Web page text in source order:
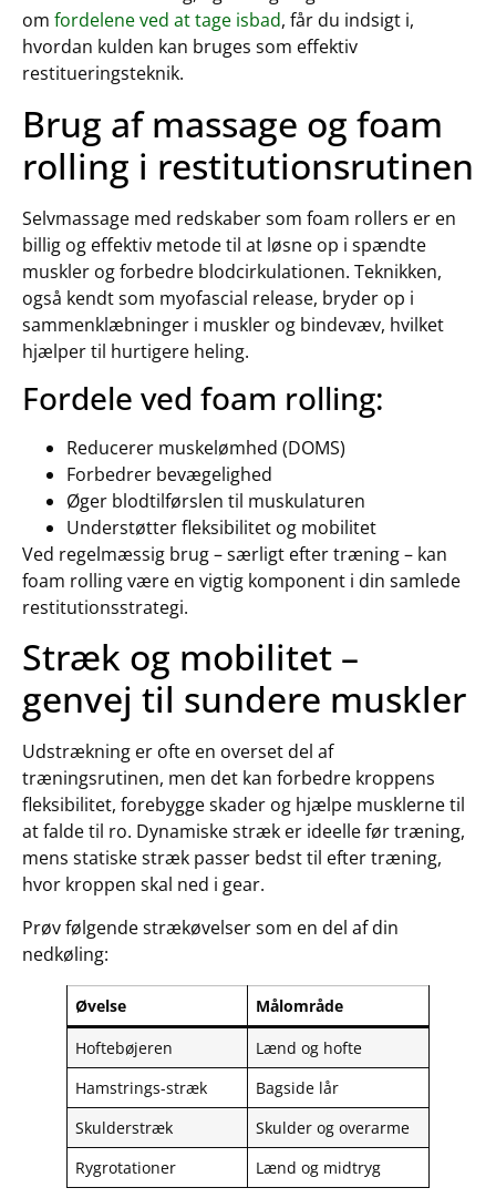
om fordelene ved at tage isbad, får du indsigt i,
hvordan kulden kan bruges som effektiv
restitueringsteknik.
Brug af massage og foam
rolling i restitutionsrutinen
Selvmassage med redskaber som foam rollers er en
billig og effektiv metode til at løsne op i spændte
muskler og forbedre blodcirkulationen. Teknikken,
også kendt som myofascial release, bryder op i
sammenklæbninger i muskler og bindevæv, hvilket
hjælper til hurtigere heling.
Fordele ved foam rolling:
Reducerer muskelømhed (DOMS)
Forbedrer bevægelighed
Øger blodtilførslen til muskulaturen
Understøtter fleksibilitet og mobilitet
Ved regelmæssig brug – særligt efter træning – kan
foam rolling være en vigtig komponent i din samlede
restitutionsstrategi.
Stræk og mobilitet –
genvej til sundere muskler
Udstrækning er ofte en overset del af
træningsrutinen, men det kan forbedre kroppens
fleksibilitet, forebygge skader og hjælpe musklerne til
at falde til ro. Dynamiske stræk er ideelle før træning,
mens statiske stræk passer bedst til efter træning,
hvor kroppen skal ned i gear.
Prøv følgende strækøvelser som en del af din
nedkøling:
Øvelse
Målområde
Hoftebøjeren
Lænd og hofte
Hamstrings-stræk
Bagside lår
Skulderstræk
Skulder og overarme
Rygrotationer
Lænd og midtryg